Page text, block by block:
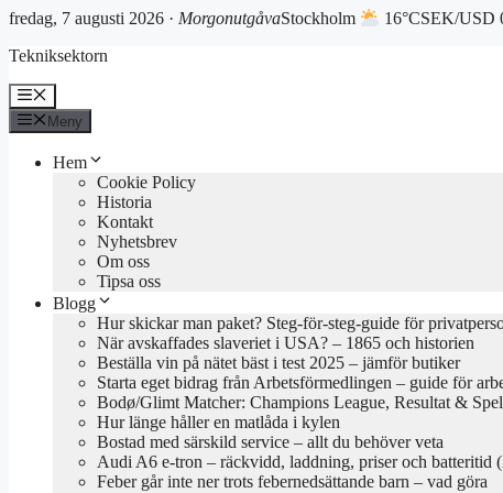
fredag, 7 augusti 2026 · MorgonutgåvaStockholm 16°CSEK/USD
till
Tekniksektorn
Meny
Meny
Hem
Cookie Policy
Historia
Kontakt
Nyhetsbrev
Om oss
Tipsa oss
Blogg
Hur skickar man paket? Steg-för-steg-guide för
När avskaffades slaveriet i USA? – 1865 och historien
Beställa vin på nätet bäst i test 2025 – jämför butiker
Starta eget bidrag från Arbetsförmedlingen – guide för
Bodø/Glimt Matcher: Champions League, Resultat &
Hur länge håller en matlåda i kylen
Bostad med särskild service – allt du behöver veta
Audi A6 e-tron – räckvidd, laddning, priser och batteritid
Feber går inte ner trots febernedsättande barn – vad göra